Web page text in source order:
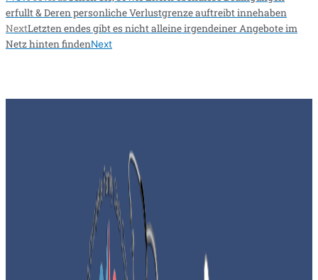
erfullt & Deren personliche Verlustgrenze auftreibt innehaben
NextLetzten endes gibt es nicht alleine irgendeiner Angebote im
Netz hinten findenNext